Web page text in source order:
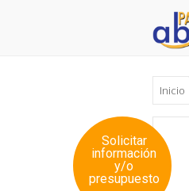
Inicio
Solicitar
información
y/o
presupuesto